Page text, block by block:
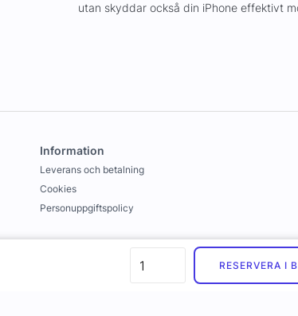
RESERVERA I
utan skyddar också din iPhone effektivt
Information
Leverans och betalning
Cookies
Personuppgiftspolicy